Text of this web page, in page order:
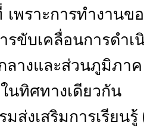
พราะการทำงานข
เคลื่อนการดำเนิ
กลางและส่วนภู
นทิศทางเดียวกัน
งเสริมการเรียนรู้